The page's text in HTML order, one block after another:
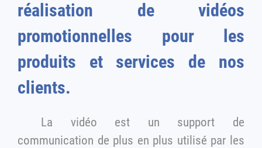
réalisation de vidéos
promotionnelles pour les
produits et services de nos
clients.
La vidéo est un support de
communication de plus en plus utilisé par les